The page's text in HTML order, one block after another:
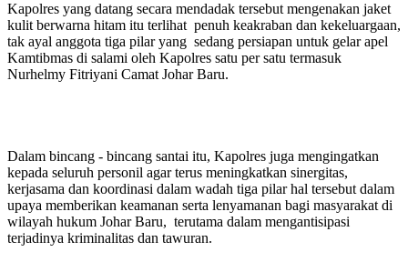
Kapolres yang datang secara mendadak tersebut mengenakan jaket
kulit berwarna hitam itu terlihat penuh keakraban dan kekeluargaan,
tak ayal anggota tiga pilar yang sedang persiapan untuk gelar apel
Kamtibmas di salami oleh Kapolres satu per satu termasuk
Nurhelmy Fitriyani Camat Johar Baru.
Dalam bincang - bincang santai itu, Kapolres juga mengingatkan
kepada seluruh personil agar terus meningkatkan sinergitas,
kerjasama dan koordinasi dalam wadah tiga pilar hal tersebut dalam
upaya memberikan keamanan serta lenyamanan bagi masyarakat di
wilayah hukum Johar Baru, terutama dalam mengantisipasi
terjadinya kriminalitas dan tawuran.